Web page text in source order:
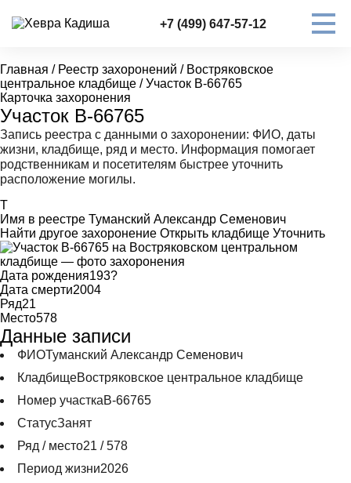
+7 (499) 647-57-12
Главная / Реестр захоронений / Востряковское
центральное кладбище / Участок В-66765
Карточка захоронения
Участок В-66765
Запись реестра с данными о захоронении: ФИО, даты
жизни, кладбище, ряд и место. Информация помогает
родственникам и посетителям быстрее уточнить
расположение могилы.
Т
Имя в реестре Туманский Александр Семенович
Найти другое захоронение Открыть кладбище Уточнить
Дата рождения193?
Дата смерти2004
Ряд21
Место578
Данные записи
ФИОТуманский Александр Семенович
КладбищеВостряковское центральное кладбище
Номер участкаВ-66765
СтатусЗанят
Ряд / место21 / 578
Период жизни2026